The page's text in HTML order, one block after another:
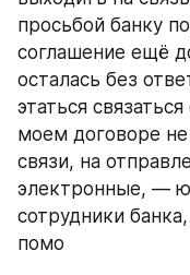
просьбой банку
соглашение ещё
осталась без
этаться
моем договоре
связи, на
электронные, —
сотрудники
помо